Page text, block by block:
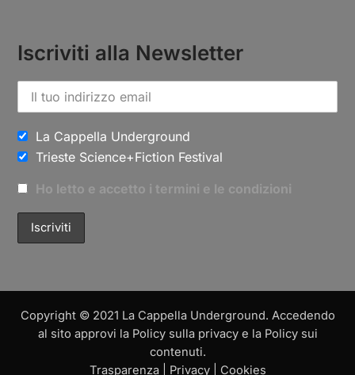
Iscriviti alla Newsletter
La Cappella Underground
Trieste Science+Fiction Festival
Ho letto e accetto i termini e le condizioni
Copyright © 2021 La Cappella Underground. Accedendo
al sito approvi la Policy sulla privacy e la Policy sui
contenuti.
Trasparenza| Privacy| Cookies